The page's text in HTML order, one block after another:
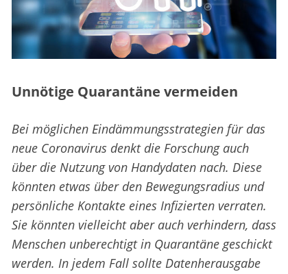
Unnötige Quarantäne vermeiden
Bei möglichen Eindämmungsstrategien für das
neue Coronavirus denkt die Forschung auch
über die Nutzung von Handydaten nach. Diese
könnten etwas über den Bewegungsradius und
persönliche Kontakte eines Infizierten verraten.
Sie könnten vielleicht aber auch verhindern, dass
Menschen unberechtigt in Quarantäne geschickt
werden. In jedem Fall sollte Datenherausgabe